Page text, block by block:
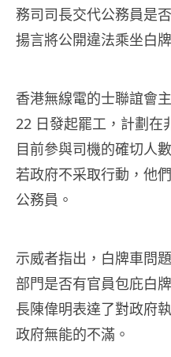
務司司長交代公務員是
揚言將公開違法乘坐白
香港無線電的士聯誼會
22 日發起罷工，計劃在
目前參與司機的確切人
若政府不采取行動，他
公務員。
示威者指出，白牌車問
部門是否有官員包庇白
長陳偉明表達了對政府
政府無能的不滿。